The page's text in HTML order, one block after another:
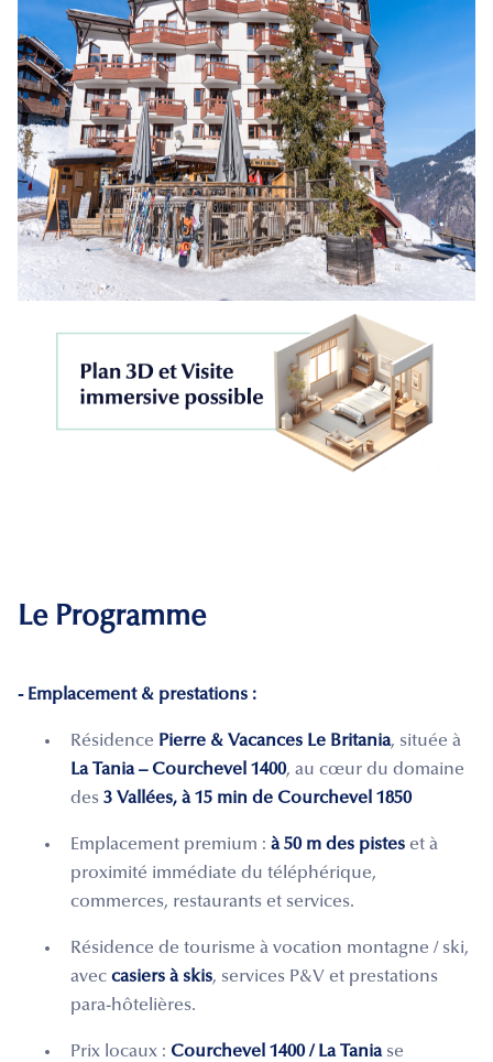
Le Programme
- Emplacement & prestations :
Résidence Pierre & Vacances Le Britania, située à
La Tania – Courchevel 1400, au cœur du domaine
des 3 Vallées, à 15 min de Courchevel 1850
Emplacement premium : à 50 m des pistes et à
proximité immédiate du téléphérique,
commerces, restaurants et services.
Résidence de tourisme à vocation montagne / ski,
avec casiers à skis, services P&V et prestations
para-hôtelières.
Prix locaux : Courchevel 1400 / La Taniase